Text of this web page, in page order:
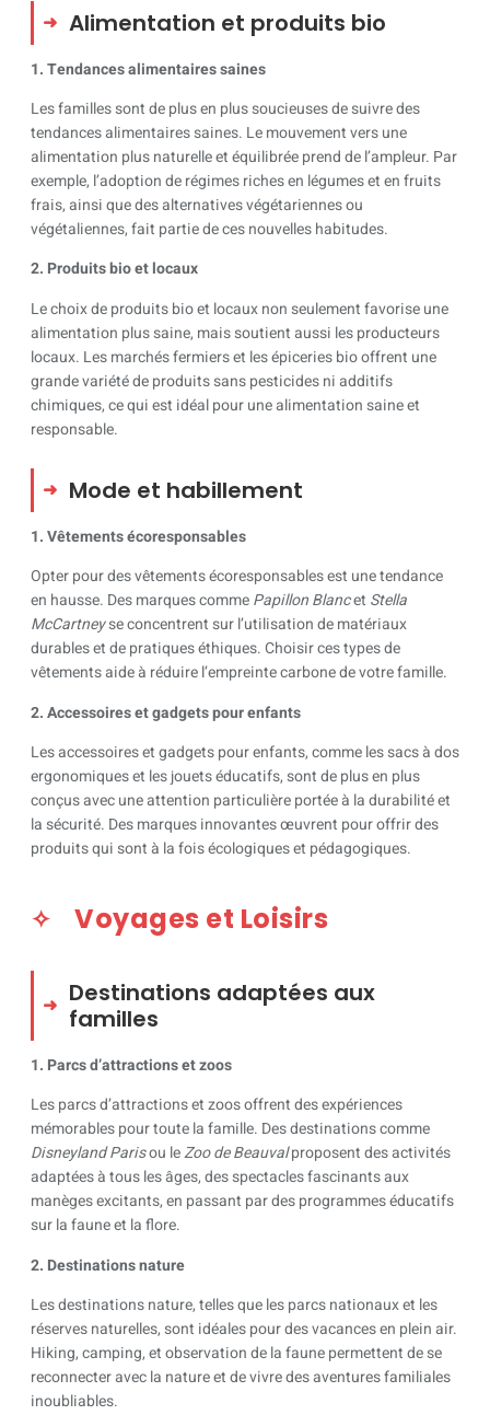
Alimentation et produits bio
1. Tendances alimentaires saines
Les familles sont de plus en plus soucieuses de suivre des
tendances alimentaires saines. Le mouvement vers une
alimentation plus naturelle et équilibrée prend de l’ampleur. Par
exemple, l’adoption de régimes riches en légumes et en fruits
frais, ainsi que des alternatives végétariennes ou
végétaliennes, fait partie de ces nouvelles habitudes.
2. Produits bio et locaux
Le choix de produits bio et locaux non seulement favorise une
alimentation plus saine, mais soutient aussi les producteurs
locaux. Les marchés fermiers et les épiceries bio offrent une
grande variété de produits sans pesticides ni additifs
chimiques, ce qui est idéal pour une alimentation saine et
responsable.
Mode et habillement
1. Vêtements écoresponsables
Opter pour des vêtements écoresponsables est une tendance
en hausse. Des marques commePapillon Blancet Stella
McCartneyse concentrent sur l’utilisation de matériaux
durables et de pratiques éthiques. Choisir ces types de
vêtements aide à réduire l’empreinte carbone de votre famille.
2. Accessoires et gadgets pour enfants
Les accessoires et gadgets pour enfants, comme les sacs à dos
ergonomiques et les jouets éducatifs, sont de plus en plus
conçus avec une attention particulière portée à la durabilité et
la sécurité. Des marques innovantes œuvrent pour offrir des
produits qui sont à la fois écologiques et pédagogiques.
Voyages et Loisirs
Destinations adaptées aux
familles
1. Parcs d’attractions et zoos
Les parcs d’attractions et zoos offrent des expériences
mémorables pour toute la famille. Des destinations comme
Disneyland Parisou leZoo de Beauvalproposent des activités
adaptées à tous les âges, des spectacles fascinants aux
manèges excitants, en passant par des programmes éducatifs
sur la faune et la flore.
2. Destinations nature
Les destinations nature, telles que les parcs nationaux et les
réserves naturelles, sont idéales pour des vacances en plein air.
Hiking, camping, et observation de la faune permettent de se
reconnecter avec la nature et de vivre des aventures familiales
inoubliables.